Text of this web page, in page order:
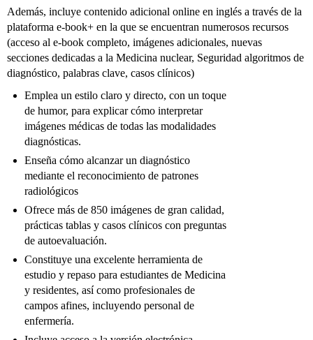
Además, incluye contenido adicional online en inglés a través de la
plataforma e-book+ en la que se encuentran numerosos recursos
(acceso al e-book completo, imágenes adicionales, nuevas
secciones dedicadas a la Medicina nuclear, Seguridad algoritmos de
diagnóstico, palabras clave, casos clínicos)
Emplea un estilo claro y directo, con un toque
de humor, para explicar cómo interpretar
imágenes médicas de todas las modalidades
diagnósticas.
Enseña cómo alcanzar un diagnóstico
mediante el reconocimiento de patrones
radiológicos
Ofrece más de 850 imágenes de gran calidad,
prácticas tablas y casos clínicos con preguntas
de autoevaluación.
Constituye una excelente herramienta de
estudio y repaso para estudiantes de Medicina
y residentes, así como profesionales de
campos afines, incluyendo personal de
enfermería.